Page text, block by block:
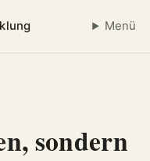
Menü
sondern